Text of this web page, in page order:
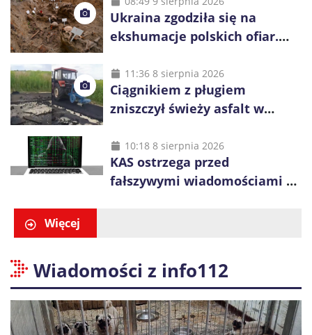
Ukraina zgodziła się na
ekshumacje polskich ofiar.
i Ugły
11:36 8 sierpnia 2026
Ciągnikiem z pługiem
zniszczył świeży asfalt w
60-latka
10:18 8 sierpnia 2026
KAS ostrzega przed
fałszywymi wiadomościami o
Więcej
Wiadomości z info112